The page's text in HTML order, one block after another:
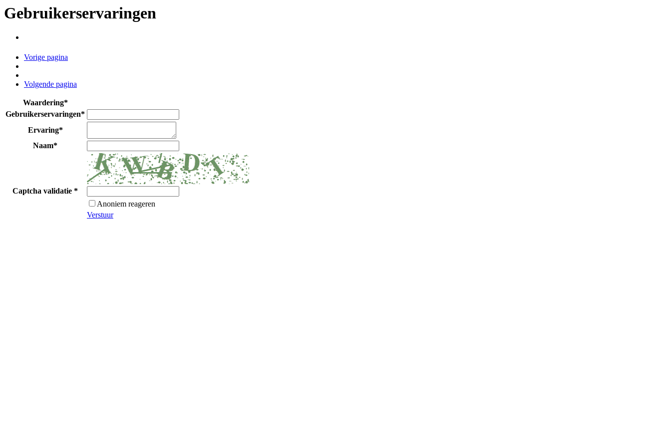
Gebruikerservaringen
Vorige pagina
Volgende pagina
Waardering*
Gebruikerservaringen*
Ervaring*
Naam*
Captcha validatie *
Anoniem reageren
Verstuur